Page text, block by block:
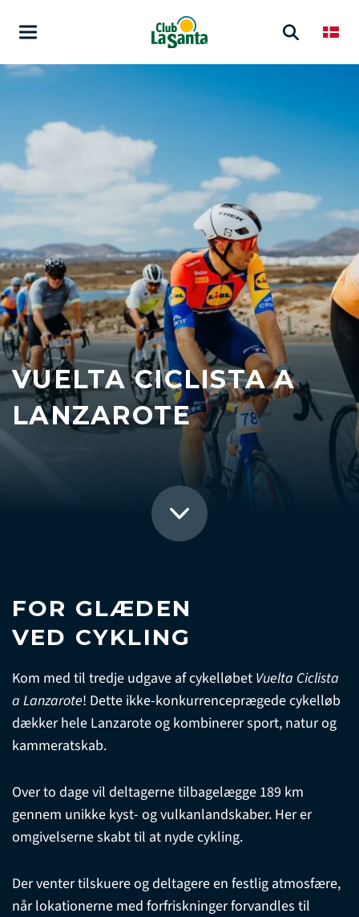
VUELTA CICLISTA A
LANZAROTE
FOR GLÆDEN
VED CYKLING
Kom med til tredje udgave af cykelløbet Vuelta Ciclista
a Lanzarote! Dette ikke-konkurrenceprægede cykelløb
dækker hele Lanzarote og kombinerer sport, natur og
kammeratskab.
Over to dage vil deltagerne tilbagelægge 189 km
gennem unikke kyst- og vulkanlandskaber. Her er
omgivelserne skabt til at nyde cykling.
Der venter tilskuere og deltagere en festlig atmosfære,
når lokationerne med forfriskninger forvandles til